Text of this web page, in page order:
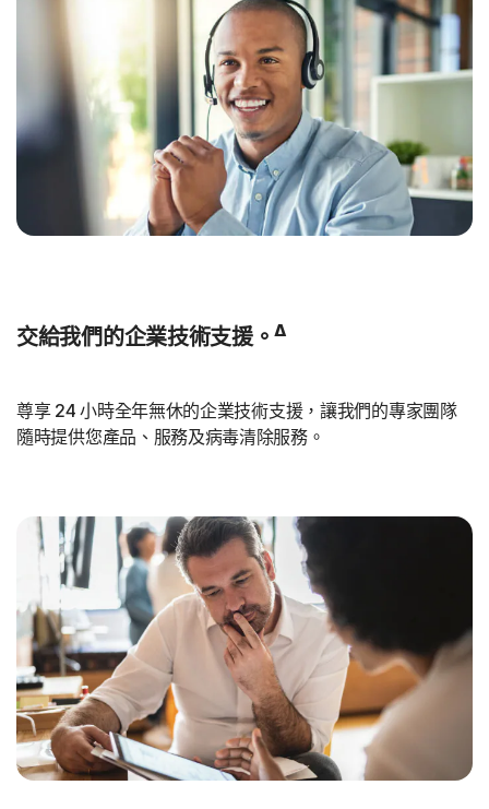
交給我們的企業技術支援。Δ
尊享 24 小時全年無休的企業技術支援，讓我們的專家團隊
隨時提供您產品、服務及病毒清除服務。